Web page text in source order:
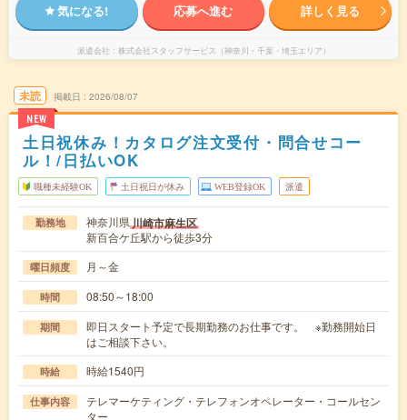
気になる! 応募へ進む 詳しく見る
派遣会社 株式会社スタッフサービス（神奈川・千葉・埼玉エリア）
未読
NEW
掲載日 2026/08/07
土日祝休み！カタログ注文受付・問合せコー
ル！/日払いOK
職種未経験OK 土日祝日が休み WEB登録OK 派遣
勤務地 神奈川県川崎市麻生区
新百合ケ丘駅から徒歩3分
曜日頻度 月～金
時間 08:50～18:00
期間
即日スタート予定で長期勤務のお仕事です。 ※勤務開始日
はご相談下さい。
時給 時給1540円
仕事内容
テレマーケティング・テレフォンオペレーター・コールセン
ター